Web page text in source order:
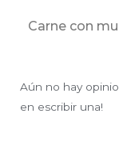
Carne con
Aún no hay
en escribir una!